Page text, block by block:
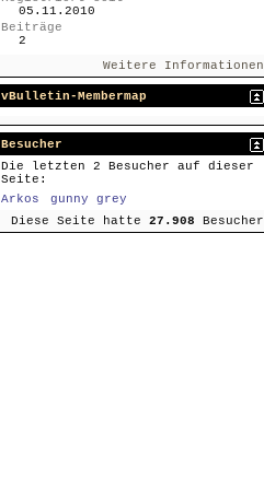
05.11.2010
Beiträge
2
Weitere Informationen
vBulletin-Membermap
Besucher
Die letzten 2 Besucher auf dieser
Seite:
Arkos
gunny grey
Diese Seite hatte 27.908 Besucher